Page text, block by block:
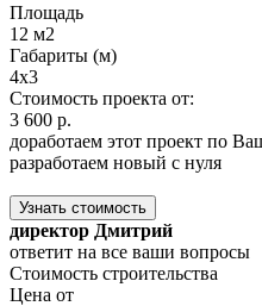
Площадь
12 м2
Габариты (м)
4x3
Стоимость проекта от:
3 600 р.
доработаем этот проект по
разработаем новый с нуля
Узнать стоимость
директор Дмитрий
ответит на все ваши вопросы
Стоимость строительства
Цена от